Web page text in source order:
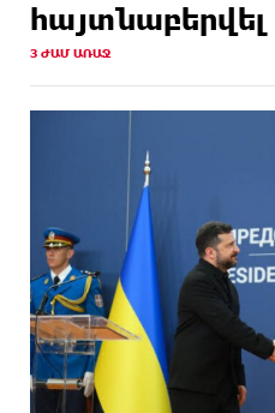
հայտնաբերվել
3 ԺԱՄ ԱՌԱՋ